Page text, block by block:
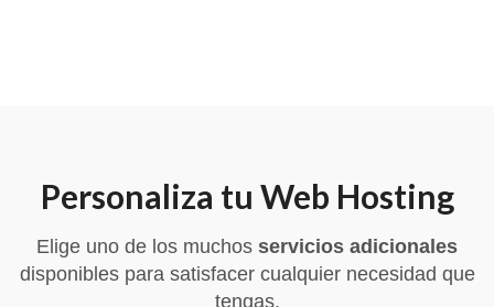
Personaliza tu Web Hosting
Elige uno de los muchos servicios adicionales
disponibles para satisfacer cualquier necesidad que
tengas.